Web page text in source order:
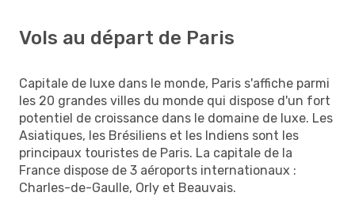
Vols au départ de Paris
Capitale de luxe dans le monde, Paris s'affiche parmi
les 20 grandes villes du monde qui dispose d'un fort
potentiel de croissance dans le domaine de luxe. Les
Asiatiques, les Brésiliens et les Indiens sont les
principaux touristes de Paris. La capitale de la
France dispose de 3 aéroports internationaux :
Charles-de-Gaulle, Orly et Beauvais.